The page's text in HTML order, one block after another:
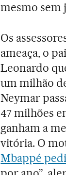
mesmo sem
Os
ameaça, o
Leonardo
um milhão
Neymar
47 milhões
ganham a
vitória. O
Mbappé